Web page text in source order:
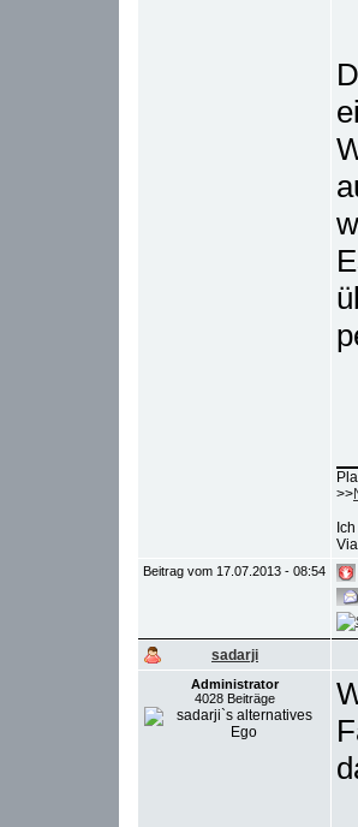
>>
Beitrag vom 17.07.2013 - 08:54
sadarji
Administrator
4028 Beiträge